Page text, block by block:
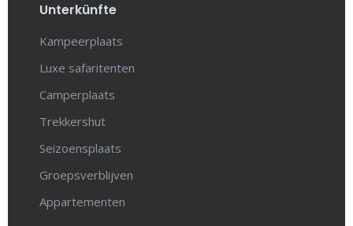
Unterkünfte
Kampeerplaats
Luxe safaritenten
Camperplaats
Trekkershut
Seizoensplaats
Groepsverblijven
Appartementen